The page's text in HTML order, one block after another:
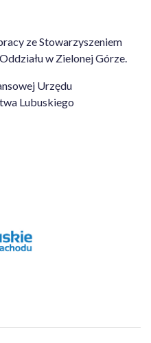
ze Stowarzyszeniem
w Zielonej Górze.
Urzędu
Lubuskiego